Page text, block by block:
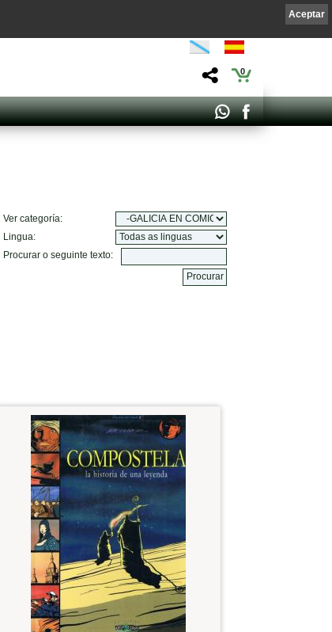
0
Ver categoría:
Lingua:
Procurar o seguinte texto:
Aceptar